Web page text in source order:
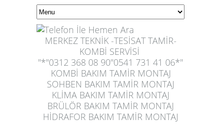
MERKEZ TEKNİK -TESİSAT TAMİR-
KOMBİ SERVİSİ
"*"0312 368 08 90"0541 731 41 06*"
KOMBİ BAKIM TAMİR MONTAJ
SOHBEN BAKIM TAMİR MONTAJ
KLİMA BAKIM TAMİR MONTAJ
BRÜLÖR BAKIM TAMİR MONTAJ
HİDRAFOR BAKIM TAMİR MONTAJ